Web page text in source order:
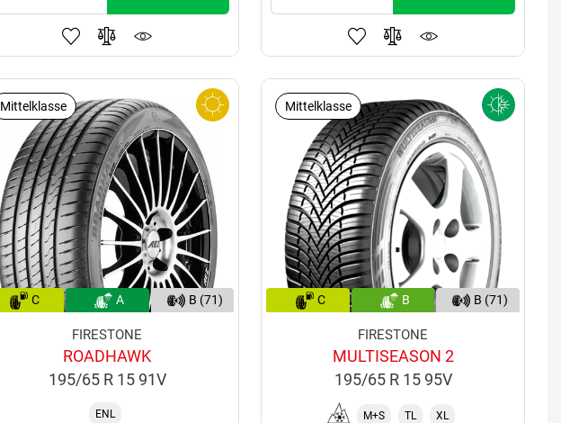
Mittelklasse
C A B (71)
FIRESTONE
ROADHAWK
195/65 R 15 91V
ENL
Mittelklasse
C B B (71)
FIRESTONE
MULTISEASON 2
195/65 R 15 95V
M+S TL XL